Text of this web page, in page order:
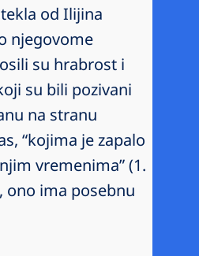
od Ilijina
njegovome
su hrabrost i
su bili pozivani
na stranu
“kojima je zapalo
vremenima” (1.
ono ima posebnu